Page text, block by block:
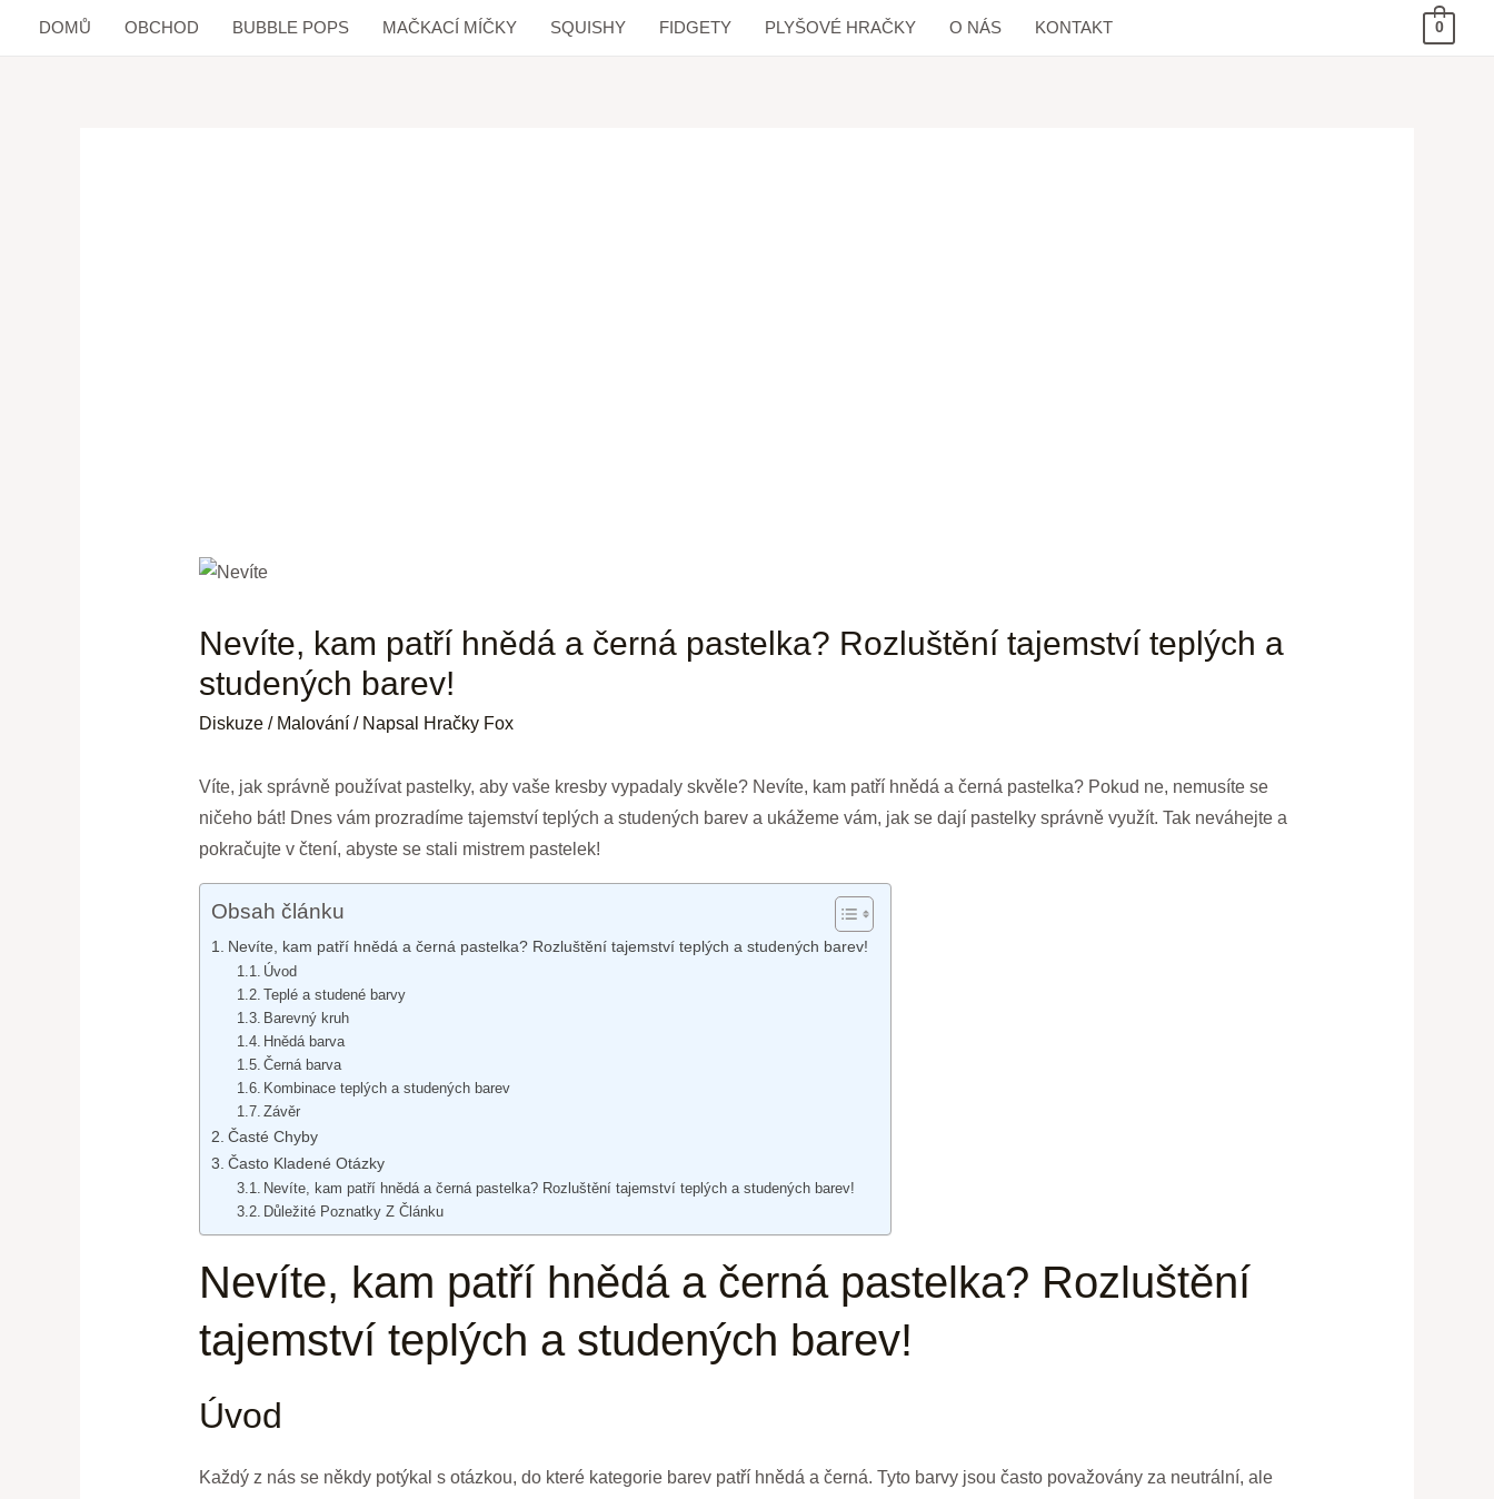
DOMŮ OBCHOD BUBBLE POPS MAČKACÍ MÍČKY SQUISHY FIDGETY PLYŠOVÉ HRAČKY O NÁS KONTAKT 0
Nevíte, kam patří hnědá a černá pastelka? Rozluštění tajemství teplých a
studených barev!
Diskuze / Malování/ Napsal Hračky Fox
Víte, jak správně používat pastelky, aby vaše kresby vypadaly skvěle? Nevíte, kam patří hnědá a černá pastelka? Pokud ne, nemusíte se
ničeho bát! Dnes vám prozradíme tajemství teplých a studených barev a ukážeme vám, jak se dají pastelky správně využít. Tak neváhejte a
pokračujte v čtení, abyste se stali mistrem pastelek!
Obsah článku
Nevíte, kam patří hnědá a černá pastelka? Rozluštění tajemství teplých a studených barev!
Úvod
Teplé a studené barvy
Barevný kruh
Hnědá barva
Černá barva
Kombinace teplých a studených barev
Závěr
Časté Chyby
Často Kladené Otázky
Nevíte, kam patří hnědá a černá pastelka? Rozluštění tajemství teplých a studených barev!
Důležité Poznatky Z Článku
Nevíte, kam patří hnědá a černá pastelka? Rozluštění
tajemství teplých a studených barev!
Úvod
Každý z nás se někdy potýkal s otázkou, do které kategorie barev patří hnědá a černá. Tyto barvy jsou často považovány za neutrální, ale